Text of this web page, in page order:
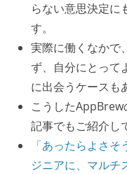
らない意思決定に
す。
実際に働くなかで
ず、自分にとって
に出会うケースも
こうした
記事でもご紹介し
「あったらよさ
ジニアに、マルチ